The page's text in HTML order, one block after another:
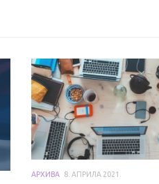
АРХИВА 8. АПРИЛА 2021.